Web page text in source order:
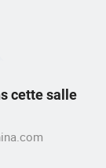
cette salle